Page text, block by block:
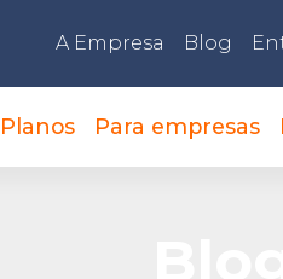
A Empresa Blog
Planos Para empresas